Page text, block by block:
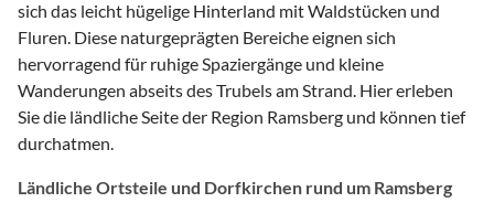
sich das leicht hügelige Hinterland mit Waldstücken und
Fluren. Diese naturgeprägten Bereiche eignen sich
hervorragend für ruhige Spaziergänge und kleine
Wanderungen abseits des Trubels am Strand. Hier erleben
Sie die ländliche Seite der Region Ramsberg und können tief
durchatmen.
Ländliche Ortsteile und Dorfkirchen rund um Ramsberg